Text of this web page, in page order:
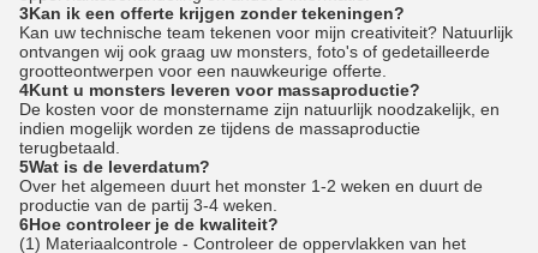
3Kan ik een offerte krijgen zonder tekeningen?
Kan uw technische team tekenen voor mijn creativiteit? Natuurlijk
ontvangen wij ook graag uw monsters, foto's of gedetailleerde
grootteontwerpen voor een nauwkeurige offerte.
4Kunt u monsters leveren voor massaproductie?
De kosten voor de monstername zijn natuurlijk noodzakelijk, en
indien mogelijk worden ze tijdens de massaproductie
terugbetaald.
5Wat is de leverdatum?
Over het algemeen duurt het monster 1-2 weken en duurt de
productie van de partij 3-4 weken.
6Hoe controleer je de kwaliteit?
(1) Materiaalcontrole - Controleer de oppervlakken van het